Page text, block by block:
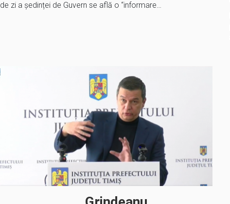
de zi a ședinței de Guvern se află o “informare…